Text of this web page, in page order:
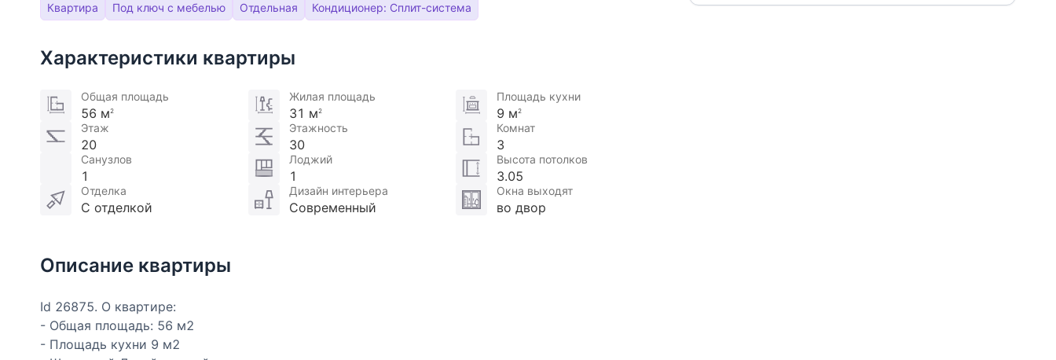
Квартира Под ключ с мебелью Отдельная Кондиционер: Сплит-система
Характеристики квартиры
Общая площадь
56 м 2
Жилая площадь
31 м 2
Площадь кухни
9 м2
Этаж
20
Этажность
30
Комнат
3
Санузлов
1
Лоджий
1
Высота потолков
3.05
Отделка
С отделкой
Дизайн интерьера
Современный
Окна выходят
во двор
Описание квартиры
Id 26875. О квартире:
- Общая площадь: 56 м2
- Площадь кухни 9 м2